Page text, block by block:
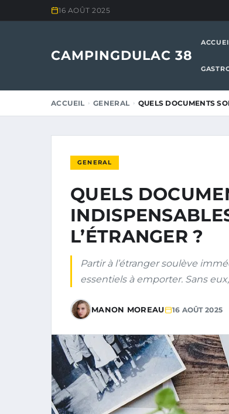
16 AOÛT 2025
CAMPINGDULAC 38
ACCUEIL GENERAL QUELS DOCUMENTS
GENERAL
QUELS
L’ÉTRANGER ?
Partir à l’étranger soulève
essentiels à emporter. Sans
MANON MOREAU 16 AOÛT 2025